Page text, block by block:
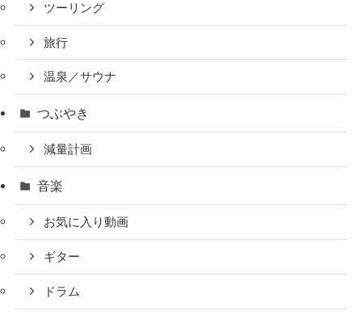
ツーリング
旅行
温泉／サウナ
つぶやき
減量計画
音楽
お気に入り動画
ギター
ドラム